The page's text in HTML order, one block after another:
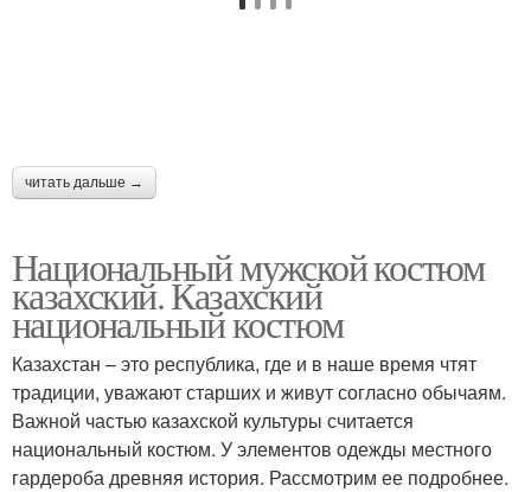
читать дальше →
Национальный мужской костюм
казахский. Казахский
национальный костюм
Казахстан – это республика, где и в наше время чтят
традиции, уважают старших и живут согласно обычаям.
Важной частью казахской культуры считается
национальный костюм. У элементов одежды местного
гардероба древняя история. Рассмотрим ее подробнее.